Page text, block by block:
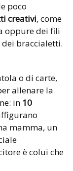
poco
creativi, come
oppure dei fili
braccialetti.
o di carte,
allenare la
in 10
mamma, un
è colui che